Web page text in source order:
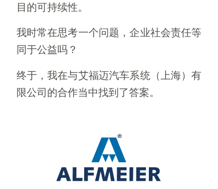
目的可持续性。
我时常在思考一个问题，企业社会责任等
同于公益吗？
终于，我在与艾福迈汽车系统（上海）有
限公司的合作当中找到了答案。